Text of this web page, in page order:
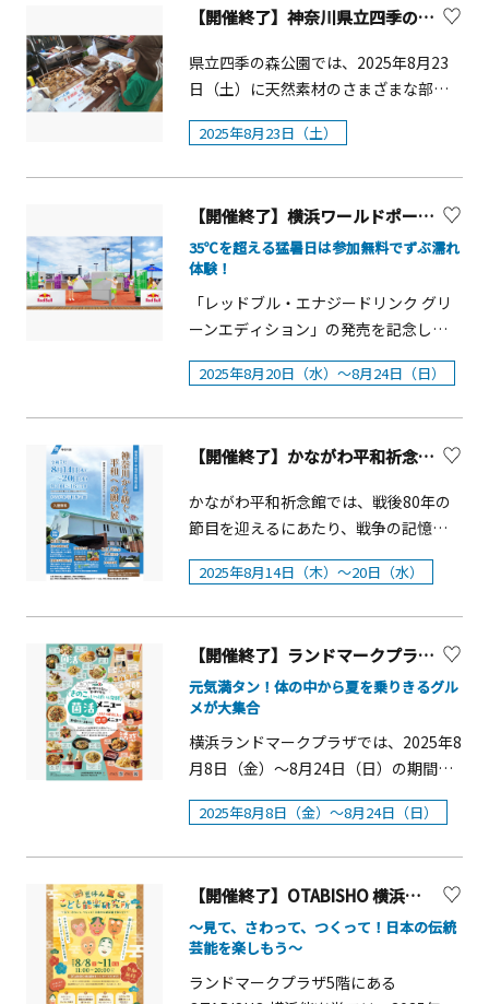
アナウンサー）・稲富菜穂（タレン
月13日・14日）小さなお子さまにも大
人気。かわいいポニーと触れ合えるイ
ベントを開催します。■時間① 11：00
～12：00② 13：00～14：00③ 15：00
～16：00■場所：内馬場芝生広場■料
券を配布します。 ＜整理券配布場所
＞ ポニーふれあい会場前受付テント
＜整理券配布時間＞ ①10：30～11：
00②12：30～13：00③14：30～15：
00【カツマルくんグリーティング】
（対象日：9月13日・14日・15日）川
崎競馬マスコットキャラクター「カツ
に写真撮影をお楽しみください。■時
料金：無料【Green Carpet
Theater】 （対象日：9月13日）川崎
競馬場の大型ビジョンで映画を上映し
ます。人気作品を芝生の広場で無料で
鑑賞できます。■時間：開場17：15／
上映開始18：30 ■会場：内馬場芝生広
場■作品：【吹替】「SING/シング：ネ
クストステージ」（2021年） 【川崎・
場の敷地にはかつて富士瓦斯紡績工場
があり、多くの沖縄出身の女性が工員
として働いていました。大正13年(1924
年)に発足した「川崎沖縄県人会」は今
年で創立101年となります。「川崎・沖
ーツでもある川崎競馬場で川崎と沖縄
の友好発展を願い2019年に初開催され
ました。このイベントに懸けるスタッ
フの想いはよみうりランド企業サイト
メルとヘーゼルナッツのスコーンとプ
て内容が変わります。 ※クロテッドク
リーム、ジャムは付きません。そごう
横浜店で楽しむアフタヌーンティー横
浜そごう10階の直営レストラン「バー
お楽しみいただけます。重厚感のある
ソファーでゆったりと寛ぎながら、横
浜港を望む景色とともに優雅なティー
タイムを。横浜駅直結の好アクセス
で、お買い物の合間のご利用にも最適
～10 月 31 日（金）■時間： 11：00～
込・サービス料込）■定休日：そごう
ーガーディアンⅢ 045-465-5995（直
通）
ださい。「ソマーハウス」のアフタヌ
様に1台の贅沢なティースタンド２．生
産者の想いをつなぐフルーツ＆スイー
ツ３．季節感を大切にした期間限定の
提供 「シャインマスカット アフタヌー
※3日前までに要予約 ※数量限定■
時 間： 1部12：00～ / 2部14：30
～ ※2部制、2時間制■ 場 所： ラ
ウンジ「ソマーハウス」（2階）■ 料
金： お1人さま 6,800円～※スパーク
セットもあります。 ※表示料金にはサ
なる場合があります。※写真はイメー
５分 JR 京浜東北線、根岸線/横浜市
対象：・ベトナムにゆかりのある方
（ベトナム出身の方や、居住歴・留学
経験・勤務経験等がある方）※ 年齢不
問&nbsp;・９月14日（日）に開催され
るフレンドリーマッチに参加できる方
担）&nbsp;定員：最大32名（先着順）
&nbsp;申込期間：2025年8月12日
（火）〜8月28日（木）※ 申し込み期
間を延長しました。申込フォーム：👉
こちらからお申し込みください。予選
会を通過した４名の方に、２名ずつの
チームを組んでいただきます。9月14日
すると、豪華景品をプレゼントします。
ポーツフレンドリーマッチ 概要 日時：
2025年９月14日（日）13:30 集合
（15:00 終了予定）会場：象の鼻テラス
口１から徒歩３分、出口２から徒歩５
分対戦者：横浜 F・マリノス e スポーツ
元日本テレビアナウンサー 篠原 光 氏参
まのご参加をお待ちしております！
ティシエが一品ずつ丁寧に作り込んだ
いただく贅沢なティーセットです。 水
信オリジナルブレンドの紅茶と共に優
雅なひと時をお過ごしください。※写
真はイメージ（2024年提供時メニュー)
です。実際の内容とは異なる場合がご
ざいますので予めご了承願います。 ※
完全予約制の為、2日前までにご予約く
ださい。&nbsp; 概要 ■期間：火・水・
間：①12:30～ ②13:00～※完全予約
制・2日前までにご予約ください。
&nbsp;※果物の入荷状況により掲載写
真の内容を予告なく変更させて頂く場
合がございますので予めご了承くださ
【開催終了】神奈川県立四季の森公園 「想ネイチャークラフト」
県立四季の森公園では、2025年8月23
日（土）に天然素材のさまざまな部材
を選んで組み立てる工作教室「想ネイ
チャークラフト」を開催します。手と
ト 概要■開催日：2025年8月23日
（土）※荒天中止■時間：10:00～
14:30■場所：神奈川県立 四季の森公
園 ビジターセンター会議室（公園北
口）■対象：どなたでもご参加できま
■参加方法：開催日の受付時間内に直
置する「四季の森公園」。1980年代の
めに整備され、市街地にありながら日
本の原風景「里山」が残る公園です。
園内にはホタルが舞う湿地や水田、周
囲を囲む雑木林など、どこか懐かしい
風景が広がっています。自然のスポッ
でるひとときは、まさに癒しの時間。
なかでも約1,500㎡もの広さを誇るしょ
うぶ園では、6月中旬頃に見事なハナシ
ョウブが咲き乱れ、訪れる人々の目を
楽しませてくれます。散策路も整備さ
れており、ゆっくり歩きながら花を観
賞することができます。また、子ども
るのも魅力。展望広場にあるジャンボ
すべり台はスリルと爽快感を味わえま
すよ！
2025年8月23日（土）
【開催終了】横浜ワールドポーターズ カラーシューティングイベント「Red Bull COLOR SPLASH - Green vs Purple -」を開催！
35℃を超える猛暑日は参加無料でずぶ濡れ
体験！
「レッドブル・エナジードリンク グリ
ーンエディション」の発売を記念し
て、8月20日（水）から8月24日（日）
までの期間、横浜ワールドポーターズ
ト「Red Bull COLOR SPLASH - Green
ンクは、マスカット味のグリーンと、
巨峰味のパープル。参加者はスタート
時に白い T シャツを着用し、どちらの
&ldquo;ぶどう味&rdquo;カラーで相手
チームを多く染められるかを競いま
す。対決後には、発売前の「レッドブ
ル・エナジードリンク グリーンエディ
ション」を特別にプレゼント。さら
参加費を全額返金。カラフル＆ずぶ濡
れになって楽しめる、真夏にぴったり
の爽快イベントです。※今回のイベン
トのために特殊なカラーインクを開
発。すべて口に含んでも害のない素材
ィングできるように配慮しています。
■開催概要・名称 ：「Red Bull COLOR
SPLASH - Green vs Purple -」・会場
：横浜ワールドポーターズ屋上 ルーフ
2025年8月20日（水）～8月24日（日）
【開催終了】かながわ平和祈念館「かながわから紡ぐ平和への願い」展
かながわ平和祈念館では、戦後80年の
節目を迎えるにあたり、戦争の記憶と
平和の尊さを次世代へ伝えていくため
の企画展を開催します。期間中は、特
る慰霊茶会を開催するほか、神奈川県
戦没者慰霊堂本堂も開放します。いず
れも無料ですので、是非お越しくださ
い。企画展概要■開催期間：2025年8月
14日（木曜日）～20日（水曜日）■時
のため一部展示が制限されます。■会
催：神奈川県、一般財団法人神奈川県
遺族会■協力：神奈川県原爆被災者の
会、神奈川中国帰国者定住サポートの
会、神奈川県戦没者慰霊堂茶道奉賛会
展示内容戦争で亡くなった方々の遺品
2025年8月14日（木）～20日（水）
【開催終了】ランドマークプラザ 「きのこと発酵で菌活＆誘惑グルメフェア」
元気満タン！体の中から夏を乗りきるグル
メが大集合
横浜ランドマークプラザでは、2025年8
月8日（金）～8月24日（日）の期間限
定で、昨年好評だった菌活メニューを
ボリュームアップした「きのこいっぱ
フェアを開催します。&nbsp;昨年大好
評の「菌活」メニューがパワーアップ
して登場！きのこや発酵食材などの身
体によい菌を積極的に食事に取り入
2025年8月8日（金）～8月24日（日）
【開催終了】OTABISHO 横浜能楽堂「 夏休みこども能楽研究所」
～見て、さわって、つくって！日本の伝統
芸能を楽しもう～
ランドマークプラザ5階にある